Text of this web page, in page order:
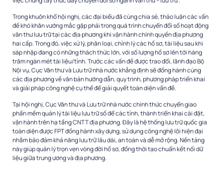
Trong khuôn khổ hội nghị, các đại biểu đã cùng chia sẻ, thảo luận các vấn
đề khó khăn vướng mắc gặp phải trong quá trình chuyển đổi số hoạt động
văn thư lưu trữ tại các địa phương khi vận hành chính quyền địa phương
hai cấp. Trong đó, việc xử lý, phân loại, chỉnh lý các hồ sơ, tài liệu sau khi
sáp nhập đang có những thách thức lớn, với số lượng hồ sơ lên tới hàng
trăm ngàn mét tài liệu/tỉnh. Trước các vấn đề được trao đổi, lãnh đạo Bộ
Nội vụ, Cục Văn thư và Lưu trữ nhà nước khẳng định sẽ đồng hành cùng
các địa phương về văn bản hướng dẫn, quy trình, phương pháp triển khai
và giải pháp công nghệ cụ thể để giải quyết toàn diện vấn đề.
Tại hội nghị, Cục Văn thư và Lưu trữ nhà nước chính thức chuyển giao
phần mềm quản lý tài liệu lưu trữ số để các tỉnh, thành triển khai cài đặt,
vận hành trên hạ tầng CNTT địa phương. Đây là hệ thống lưu trữ quốc gia
toàn diện được FPT đồng hành xây dựng, sử dụng công nghệ lõi hiện đại
nhằm bảo đảm khả năng lưu trữ lâu dài, an toàn và dễ mở rộng. Nền tảng
này giúp quản lý trọn vẹn vòng đời hồ sơ, đồng thời tạo chuẩn kết nối dữ
liệu giữa trung ương và địa phương.